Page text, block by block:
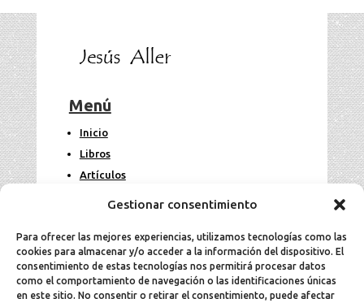
Gestionar consentimiento
Para ofrecer las mejores experiencias, utilizamos tecnologías como las
cookies para almacenar y/o acceder a la información del dispositivo. El
consentimiento de estas tecnologías nos permitirá procesar datos
como el comportamiento de navegación o las identificaciones únicas
en este sitio. No consentir o retirar el consentimiento, puede afectar
Menú
Inicio
Libros
Artículos
Legal
Aviso Legal